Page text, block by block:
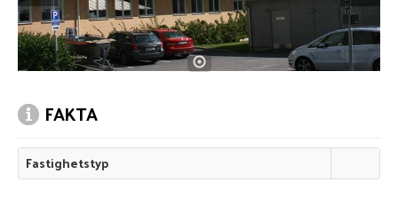
FAKTA
Fastighetstyp